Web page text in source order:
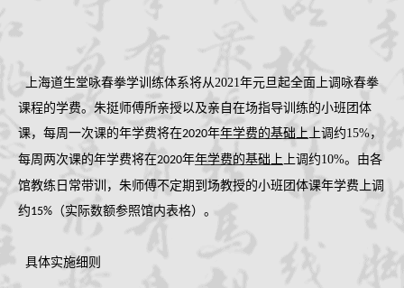
上海道生堂咏春拳学训练体系将从2021年元旦起全面上调咏春拳
课程的学费。朱挺师傅所亲授以及亲自在场指导训练的小班团体
课，每周一次课的年学费将在2020年年学费的基础上 上调约15%，
每周两次课的年学费将在2020年年学费的基础上 上调约10%。由各
馆教练日常带训，朱师傅不定期到场教授的小班团体课年学费上调
约15% （实际数额参照馆内表格）。
具体实施细则